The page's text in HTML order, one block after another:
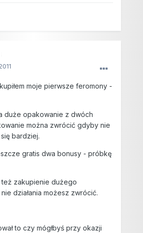
moje pierwsze feromony -
duże opakowanie z dwóch
można zwrócić gdyby nie
się bardziej.
gratis dwa bonusy - próbkę
też zakupienie dużego
działania możesz zwrócić.
to czy mógłbyś przy okazji